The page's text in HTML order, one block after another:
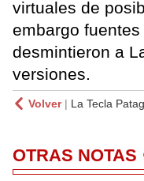
virtuales de
embargo
desmintieron a
versiones.
Volver| La Tecla
OTRAS NOTAS